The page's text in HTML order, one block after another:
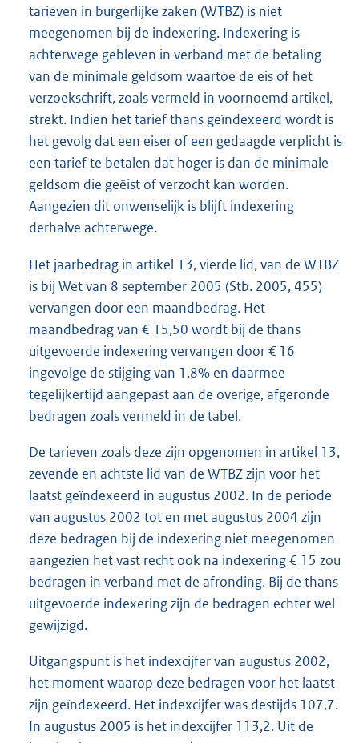
tarieven in burgerlijke zaken (WTBZ) is niet
meegenomen bij de indexering. Indexering is
achterwege gebleven in verband met de betaling
van de minimale geldsom waartoe de eis of het
verzoekschrift, zoals vermeld in voornoemd artikel,
strekt. Indien het tarief thans geïndexeerd wordt is
het gevolg dat een eiser of een gedaagde verplicht is
een tarief te betalen dat hoger is dan de minimale
geldsom die geëist of verzocht kan worden.
Aangezien dit onwenselijk is blijft indexering
derhalve achterwege.
Het jaarbedrag in artikel 13, vierde lid, van de WTBZ
is bij Wet van 8 september 2005 (Stb. 2005, 455)
vervangen door een maandbedrag. Het
maandbedrag van € 15,50 wordt bij de thans
uitgevoerde indexering vervangen door € 16
ingevolge de stijging van 1,8% en daarmee
tegelijkertijd aangepast aan de overige, afgeronde
bedragen zoals vermeld in de tabel.
De tarieven zoals deze zijn opgenomen in artikel 13,
zevende en achtste lid van de WTBZ zijn voor het
laatst geïndexeerd in augustus 2002. In de periode
van augustus 2002 tot en met augustus 2004 zijn
deze bedragen bij de indexering niet meegenomen
aangezien het vast recht ook na indexering € 15 zou
bedragen in verband met de afronding. Bij de thans
uitgevoerde indexering zijn de bedragen echter wel
gewijzigd.
Uitgangspunt is het indexcijfer van augustus 2002,
het moment waarop deze bedragen voor het laatst
zijn geïndexeerd. Het indexcijfer was destijds 107,7.
In augustus 2005 is het indexcijfer 113,2. Uit de